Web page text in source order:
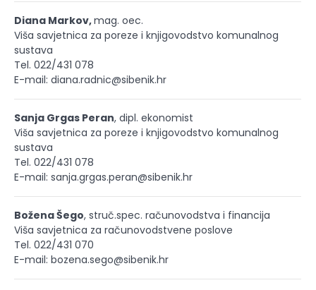
Diana Markov,mag. oec.
Viša savjetnica za poreze i knjigovodstvo komunalnog
sustava
Tel. 022/431 078
E-mail: diana.radnic@sibenik.hr
Sanja Grgas Peran, dipl. ekonomist
Viša savjetnica za poreze i knjigovodstvo komunalnog
sustava
Tel. 022/431 078
E-mail: sanja.grgas.peran@sibenik.hr
Božena Šego, struč.spec. računovodstva i financija
Viša savjetnica za računovodstvene poslove
Tel. 022/431 070
E-mail: bozena.sego@sibenik.hr